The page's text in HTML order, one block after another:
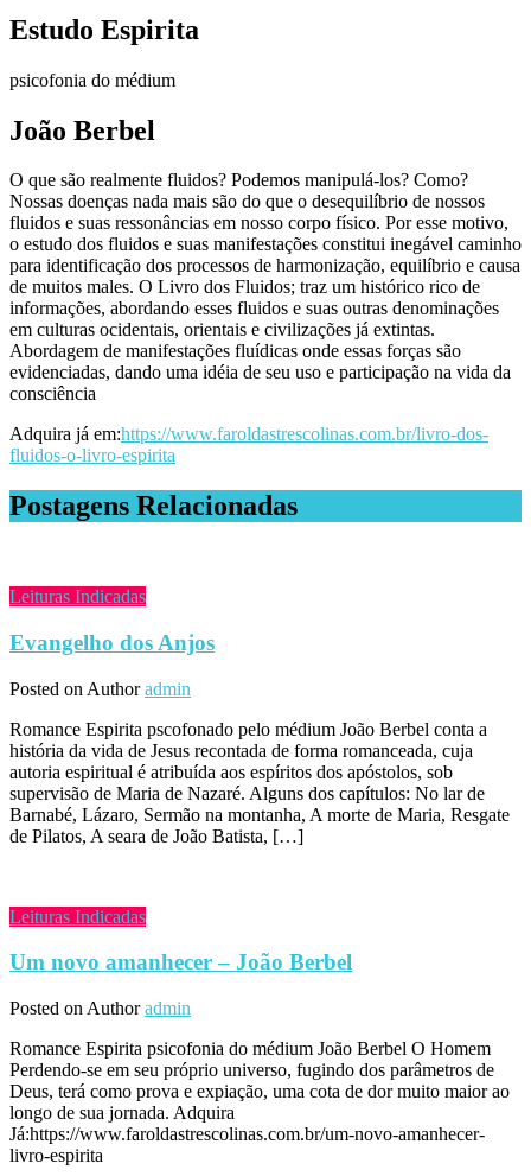
Estudo Espirita
psicofonia do médium
João Berbel
O que são realmente fluidos? Podemos manipulá-los? Como?
Nossas doenças nada mais são do que o desequilíbrio de nossos
fluidos e suas ressonâncias em nosso corpo físico. Por esse motivo,
o estudo dos fluidos e suas manifestações constitui inegável caminho
para identificação dos processos de harmonização, equilíbrio e causa
de muitos males. O Livro dos Fluidos; traz um histórico rico de
informações, abordando esses fluidos e suas outras denominações
em culturas ocidentais, orientais e civilizações já extintas.
Abordagem de manifestações fluídicas onde essas forças são
evidenciadas, dando uma idéia de seu uso e participação na vida da
consciência
Adquira já em:https://www.faroldastrescolinas.com.br/livro-dos-
fluidos-o-livro-espirita
Postagens Relacionadas
Leituras Indicadas
Evangelho dos Anjos
Posted on Author admin
Romance Espirita pscofonado pelo médium João Berbel conta a
história da vida de Jesus recontada de forma romanceada, cuja
autoria espiritual é atribuída aos espíritos dos apóstolos, sob
supervisão de Maria de Nazaré. Alguns dos capítulos: No lar de
Barnabé, Lázaro, Sermão na montanha, A morte de Maria, Resgate
de Pilatos, A seara de João Batista, […]
Leituras Indicadas
Um novo amanhecer – João Berbel
Posted on Author admin
Romance Espirita psicofonia do médium João Berbel O Homem
Perdendo-se em seu próprio universo, fugindo dos parâmetros de
Deus, terá como prova e expiação, uma cota de dor muito maior ao
longo de sua jornada. Adquira
Já:https://www.faroldastrescolinas.com.br/um-novo-amanhecer-
livro-espirita